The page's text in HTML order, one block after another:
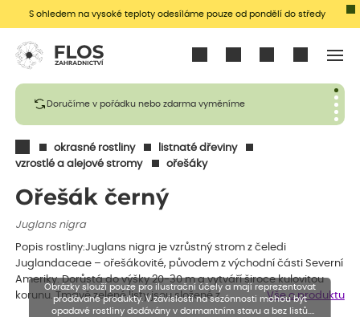
S ohledem na vysoké teploty odesíláme pouze od pondělí do středy
Doručíme v pořádku nebo zdarma vyměníme
okrasné rostliny
listnaté dřeviny
vzrostlé a alejové stromy
ořešáky
Ořešák černý
Juglans nigra
Popis rostliny:Juglans nigra je vzrůstný strom z čeledi
Juglandaceae – ořešákovité, původem z východní části Severní
Ameriky. Dorůstá do výšky 20-30 m a vytváří široce kulovitou
korunu. Tmavě zelené listy jsou složené z…
Vše o produktu
Obrázky slouží pouze pro ilustrační účely a mají reprezentovat
prodávané produkty. V závislosti na sezónnosti mohou být
opadavé rostliny dodávány v dormantním stavu a bez listů.